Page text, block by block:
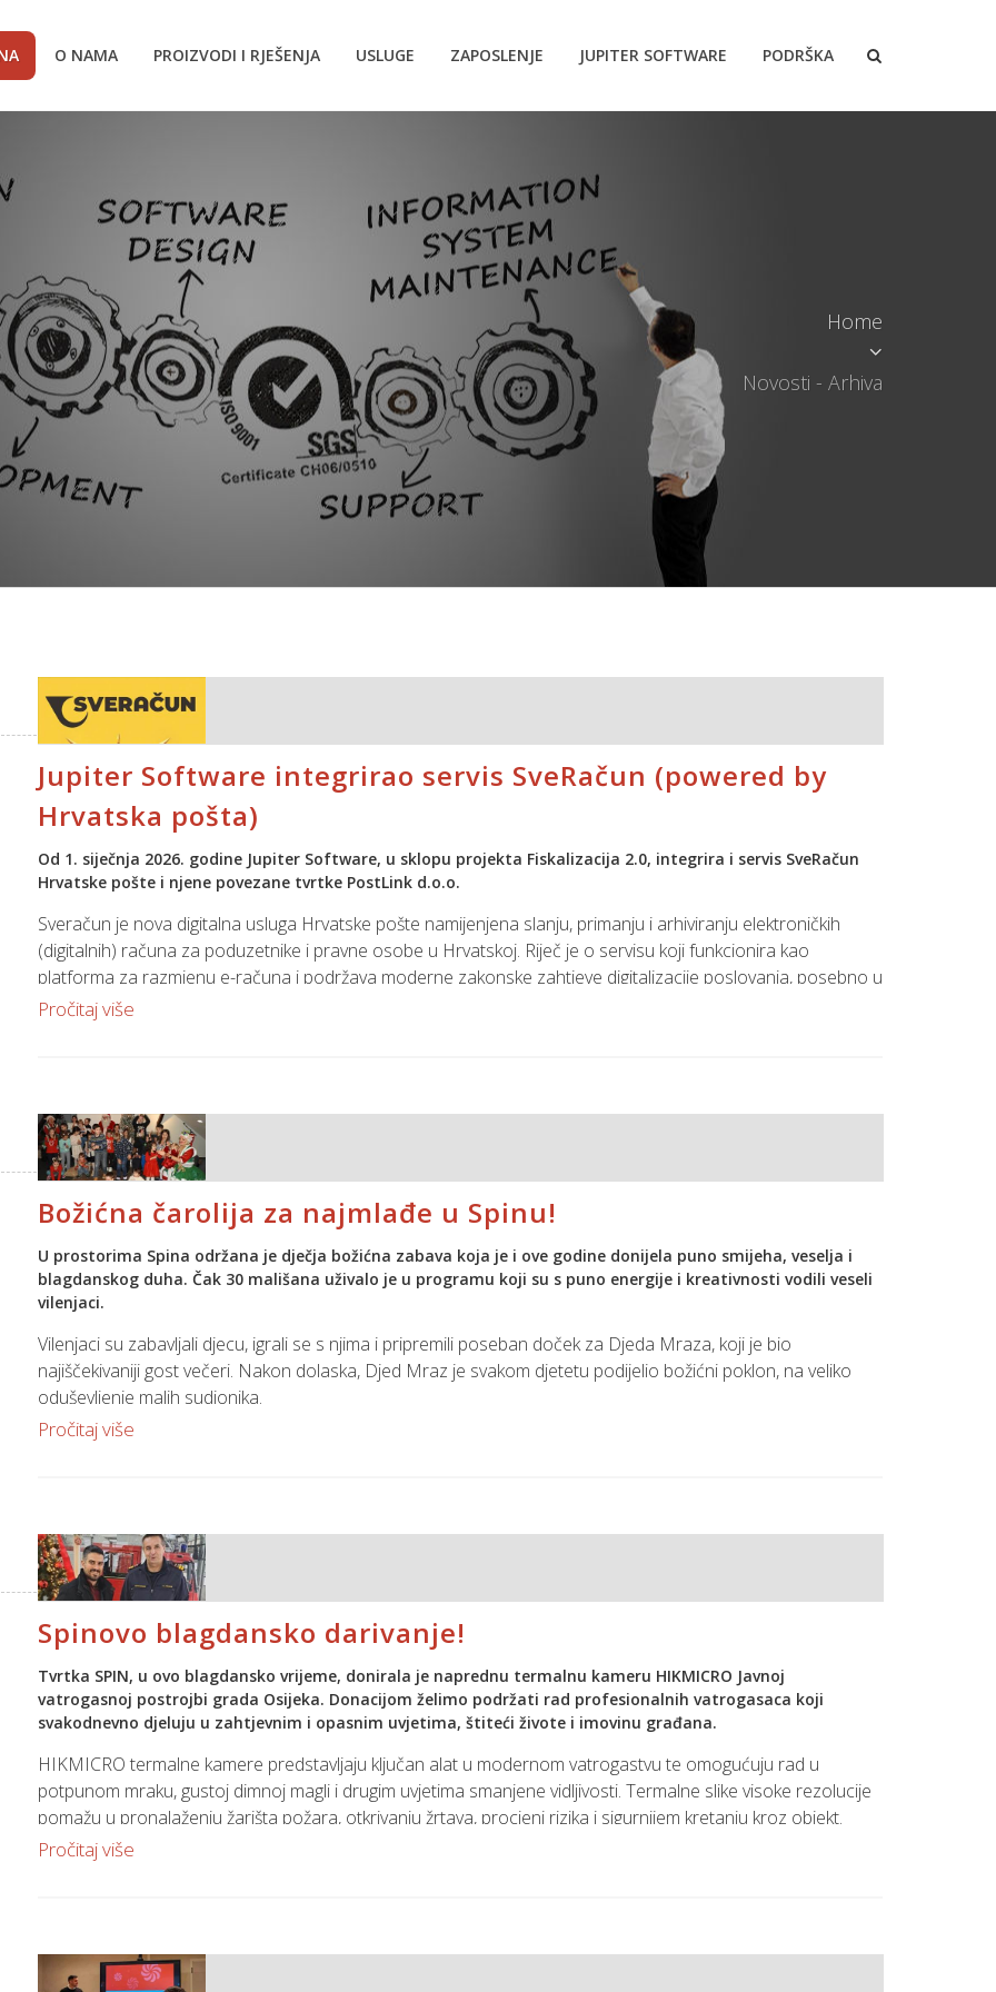
O NAMA PROIZVODI I RJEŠENJA USLUGE ZAPOSLENJE JUPITER SOFTWARE PODRŠKA
Home
Novosti - Arhiva
Jupiter Software integrirao servis SveRačun (powered by
Hrvatska pošta)
Od 1. siječnja 2026. godine Jupiter Software, u sklopu projekta Fiskalizacija 2.0, integrira i servis SveRačun
Hrvatske pošte i njene povezane tvrtke PostLink d.o.o.
Sveračun je nova digitalna usluga Hrvatske pošte namijenjena slanju, primanju i arhiviranju elektroničkih
(digitalnih) računa za poduzetnike i pravne osobe u Hrvatskoj. Riječ je o servisu koji funkcionira kao
platforma za razmjenu e-računa i podržava moderne zakonske zahtjeve digitalizacije poslovanja, posebno u
kontekstu Fiskalizacije 2.0 — reforme koja zahtijeva obveznicima PDV-a i drugim poslovnim subjektima
Pročitaj više
Božićna čarolija za najmlađe u Spinu!
U prostorima Spina održana je dječja božićna zabava koja je i ove godine donijela puno smijeha, veselja i
blagdanskog duha. Čak 30 mališana uživalo je u programu koji su s puno energije i kreativnosti vodili veseli
vilenjaci.
Vilenjaci su zabavljali djecu, igrali se s njima i pripremili poseban doček za Djeda Mraza, koji je bio
najiščekivaniji gost večeri. Nakon dolaska, Djed Mraz je svakom djetetu podijelio božićni poklon, na veliko
oduševljenje malih sudionika.
Zabava je protekla u toploj i veseloj atmosferi, ispunjenoj dječjim smijehom i pravim božićnim ugođajem, a
Pročitaj više
Spinovo blagdansko darivanje!
Tvrtka SPIN, u ovo blagdansko vrijeme, donirala je naprednu termalnu kameru HIKMICRO Javnoj
vatrogasnoj postrojbi grada Osijeka. Donacijom želimo podržati rad profesionalnih vatrogasaca koji
svakodnevno djeluju u zahtjevnim i opasnim uvjetima, štiteći živote i imovinu građana.
HIKMICRO termalne kamere predstavljaju ključan alat u modernom vatrogastvu te omogućuju rad u
potpunom mraku, gustoj dimnoj magli i drugim uvjetima smanjene vidljivosti. Termalne slike visoke rezolucije
pomažu u pronalaženju žarišta požara, otkrivanju žrtava, procjeni rizika i sigurnijem kretanju kroz objekt.
Sretni što možemo dati potporu i pomoći u radu Javna vatrogasne postrojbe, te zahvaljujemo
Vama, našim partnerima i na ovoj podršci u darivanju!
Pročitaj više